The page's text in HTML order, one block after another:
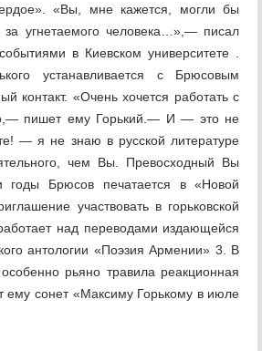
«Вы, мне кажется, могли бы
за угнетаемого человека…»,— писал
в Киевском университете .
устанавливается с Брюсовым
контакт. «Очень хочется работать с
пишет ему Горький.— И — это не
— я не знаю в русской литературе
чем Вы. Превосходный Вы
годы Брюсов печатается в «Новой
участвовать в горьковской
над переводами издающейся
антологии «Поэзия Армении» 3. В
рьяно травила реакционная
ему сонет «Максиму Горькому в июле